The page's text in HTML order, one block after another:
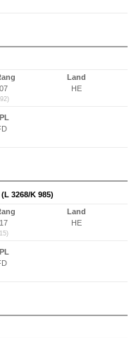
Land
HE
3268/K 985)
Land
HE